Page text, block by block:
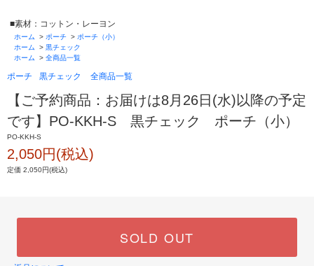
■素材：コットン・レーヨン
ホーム > ポーチ > ポーチ（小）
ホーム
> 黒チェック
ホーム
> 全商品一覧
ポーチ 黒チェック 全商品一覧
【ご予約商品：お届けは8月26日(水)以降の予定
です】PO-KKH-S 黒チェック ポーチ（小）
PO-KKH-S
2,050円(税込)
定価 2,050円(税込)
SOLD OUT